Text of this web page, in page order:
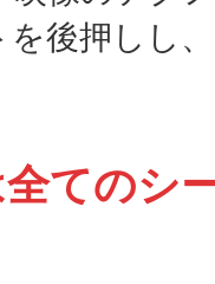
後押しし
てのシ